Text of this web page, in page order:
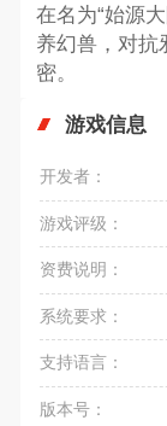
在名为“始源
养幻兽，对抗
密。
游戏信息
开发者：
游戏评级：
资费说明：
系统要求：
支持语言：
版本号：